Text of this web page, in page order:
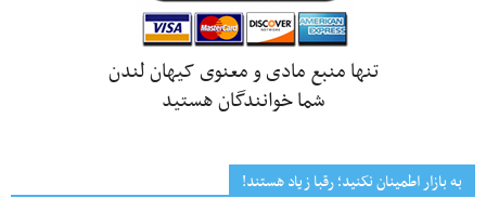
تنها منبع مادی و معنوی کیهان لندن
شما خوانندگان هستید
به بازار اطمینان نکنید؛ رقبا زیاد هستند!